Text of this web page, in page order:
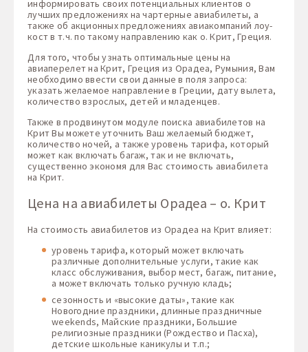
информировать своих потенциальных клиентов о
лучших предложениях на чартерные авиабилеты, а
также об акционных предложениях авиакомпаний лоу-
кост в т.ч. по такому направлению как о. Крит, Греция.
Для того, чтобы узнать оптимальные цены на
авиаперелет на Крит, Греция из Орадеа, Румыния, Вам
необходимо ввести свои данные в поля запроса:
указать желаемое направление в Греции, дату вылета,
количество взрослых, детей и младенцев.
Также в продвинутом модуле поиска авиабилетов на
Крит Вы можете уточнить Ваш желаемый бюджет,
количество ночей, а также уровень тарифа, который
может как включать багаж, так и не включать,
существенно экономя для Вас стоимость авиабилета
на Крит.
Цена на авиабилеты Орадеа – о. Крит
На стоимость авиабилетов из Орадеа на Крит влияет:
уровень тарифа, который может включать
различные дополнительные услуги, такие как
класс обслуживания, выбор мест, багаж, питание,
а может включать только ручную кладь;
сезонность и «высокие даты», такие как
Новогодние праздники, длинные праздничные
weekends, Майские праздники, Большие
религиозные праздники (Рождество и Пасха),
детские школьные каникулы и т.п.;